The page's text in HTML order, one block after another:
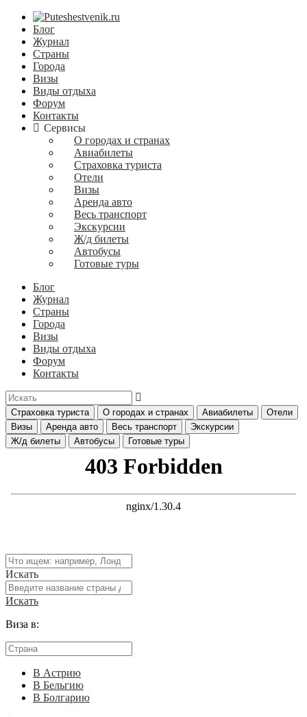
Блог
Журнал
Страны
Города
Визы
Виды отдыха
Форум
Контакты
Сервисы
О городах и странах
Авиабилеты
Страховка туриста
Отели
Визы
Аренда авто
Весь транспорт
Экскурсии
Ж/д билеты
Автобусы
Готовые туры
Блог
Журнал
Страны
Города
Визы
Виды отдыха
Форум
Контакты
Страховка туриста О городах и странах Авиабилеты
Отели
Визы
Аренда авто Весь транспорт
Экскурсии
Ж/д билеты
Автобусы Готовые туры
Искать
Искать
Виза в:
В Астрию
В Бельгию
В Болгарию